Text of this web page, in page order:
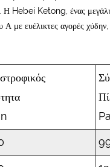
Η Hebei Ketong, ένας
με ευέλικτες αγορές
Pa